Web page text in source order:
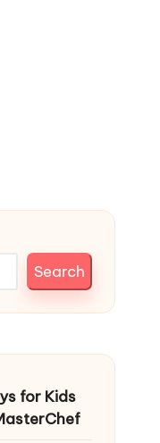
Search
for Kids